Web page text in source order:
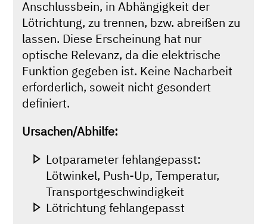
Anschlussbein, in Abhängigkeit der
Lötrichtung, zu trennen, bzw. abreißen zu
lassen. Diese Erscheinung hat nur
optische Relevanz, da die elektrische
Funktion gegeben ist. Keine Nacharbeit
erforderlich, soweit nicht gesondert
definiert.
Ursachen/Abhilfe:
Lotparameter fehlangepasst:
Lötwinkel, Push-Up, Temperatur,
Transportgeschwindigkeit
Lötrichtung fehlangepasst